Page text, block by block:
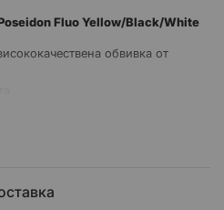
Fluo Yellow/Black/White
обвивка от
D
пране вътрешна подплата
от EPS